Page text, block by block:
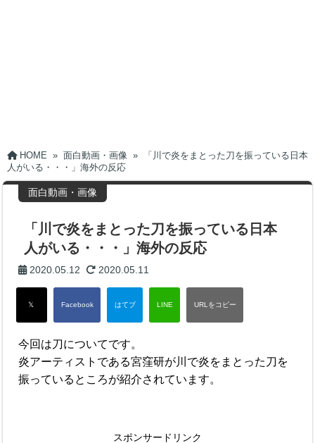
HOME » 面白動画・画像 »
「川で炎をまとった刀を振っている日本
人がいる・・・」海外の反応
面白動画・画像
「川で炎をまとった刀を振っている日本
人がいる・・・」海外の反応
2020.05.12 2020.05.11
今回は刀についてです。
炎アーティストである宮窪研が川で炎をまとった刀を
振っているところが紹介されています。
スポンサードリンク